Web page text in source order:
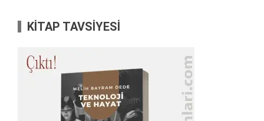
KİTAP TAVSİYESİ